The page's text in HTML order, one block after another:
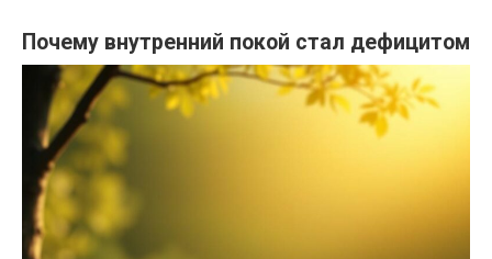
Почему внутренний покой стал дефицитом